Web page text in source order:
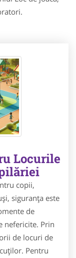
Locurile
copii,
siguranța este
de
nefericite. Prin
de locuri de
Pentru